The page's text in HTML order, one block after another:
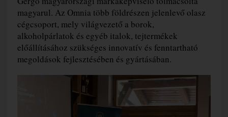
magyarul. Az Omnia több földrészen jelenlevő olasz
cégcsoport, mely világvezető a borok,
alkoholpárlatok és egyéb italok, tejtermékek
előállításához szükséges innovatív és fenntartható
megoldások fejlesztésében és gyártásában.